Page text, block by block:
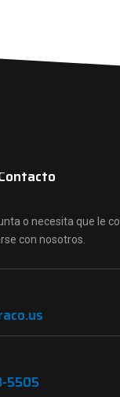
o necesita que le
con nosotros.
5505